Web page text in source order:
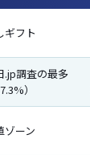
ギフト
.jp調査の最多
）
ゾーン